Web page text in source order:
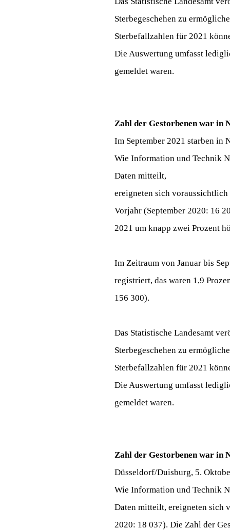
Sterbegeschehen zu
Sterbefallzahlen für 2021
Die Auswertung umfasst
gemeldet waren.
Zahl der Gestorbenen war in
Im September 2021 starben in
Wie Information und Technik
Daten mitteilt,
ereigneten sich
Vorjahr (September 2020: 16
2021 um knapp zwei Prozent
Im Zeitraum von Januar bis
registriert, das waren 1,9
156 300).
Das Statistische Landesamt
Sterbegeschehen zu
Sterbefallzahlen für 2021
Die Auswertung umfasst
gemeldet waren.
Zahl der Gestorbenen war in
Düsseldorf/Duisburg, 5.
Wie Information und Technik
Daten mitteilt, ereigneten sich
2020: 18 037). Die Zahl der